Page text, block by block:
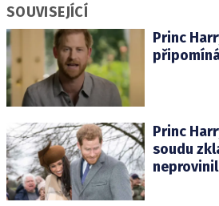
SOUVISEJÍCÍ
Princ
Princ
soudu